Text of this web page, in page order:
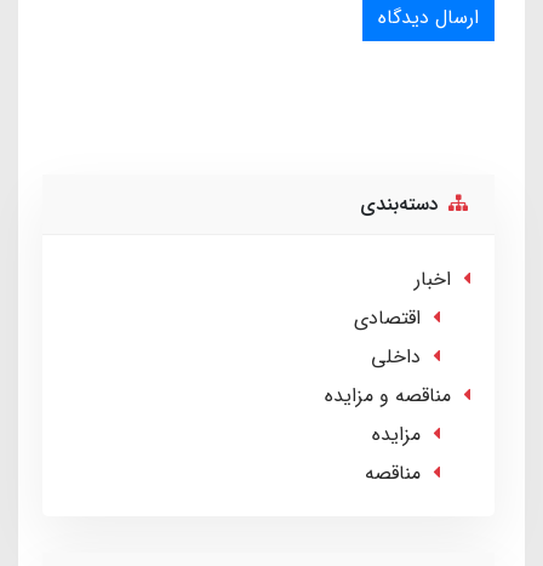
ارسال دیدگاه
دسته‌بندی
اخبار
اقتصادی
داخلی
مناقصه و مزایده
مزایده
مناقصه